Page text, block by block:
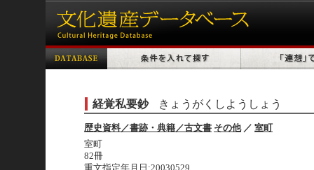
経覚私要鈔 きょうがくしようしょう
歴史資料／書跡・典籍／古文書 その他／ 室町
室町
82冊
重文指定年月日:20030529